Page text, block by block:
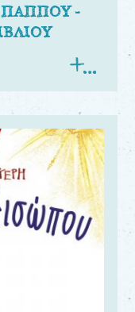
ΠΑΠΠΟΥ -